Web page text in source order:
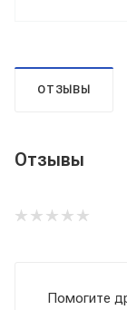
ОТЗЫВЫ
Отзывы
Помогите